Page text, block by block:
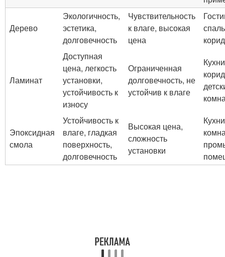
Дерево
Экологичность,
эстетика,
долговечность
Чувствительность
к влаге, высокая
цена
Ламинат
Доступная
цена, легкость
установки,
устойчивость к
износу
Ограниченная
долговечность, не
устойчив к влаге
Эпоксидная
смола
Устойчивость к
влаге, гладкая
поверхность,
долговечность
Высокая цена,
сложность
установки